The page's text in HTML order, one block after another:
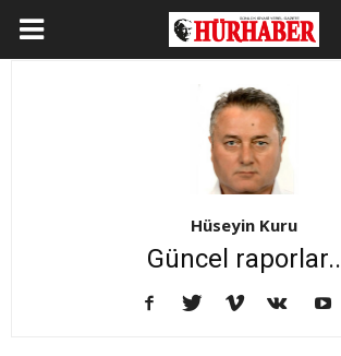
Hüseyin Kuru
Güncel raporlar..